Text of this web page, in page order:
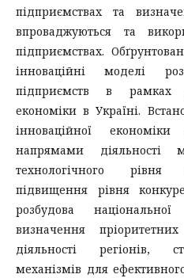
підприємствах та
впроваджуються та
підприємствах.
інноваційні моделі
підприємств в рамках
економіки в Україні.
інноваційної
напрямами діяльності
технологічного рівня
підвищення рівня
розбудова
визначення
діяльності регіонів,
механізмів для